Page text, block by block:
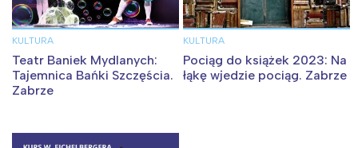
KULTURA
Teatr Baniek Mydlanych:
Tajemnica Bańki Szczęścia.
Zabrze
KULTURA
Pociąg do książek 2023: Na
łąkę wjedzie pociąg. Zabrze